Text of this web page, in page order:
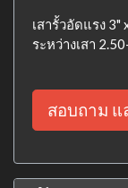
เสารั้วอัดแรง 3"
ระหว่างเสา
สอบถาม แ